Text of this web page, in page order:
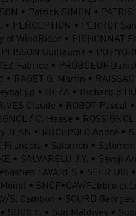
• Patrick SIMON •
PERCEPTION • PERROT
WindRider • PICHONNAT
Guillaume • PO
Fabrice • PROBOEUF Daniel
RAGET G. Martin •
j.p • REZA • Richard
Claude • ROBOT Pascal
/ C. Haase •
JEAN • RUOPPOLO André •
François • Salomon •
SALVARELU J.Y. • Savoji
TAVARES • SEER Ulli
• SNCF•CAV/Fabbro et
Cambon • SOURD
F. • Sun Maldives •